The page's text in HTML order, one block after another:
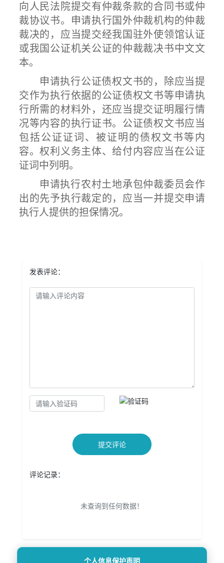
向人民法院提交有仲裁条款的合同书或仲
裁协议书。申请执行国外仲裁机构的仲裁
裁决的，应当提交经我国驻外使领馆认证
或我国公证机关公证的仲裁裁决书中文文
本。
申请执行公证债权文书的，除应当提
交作为执行依据的公证债权文书等申请执
行所需的材料外，还应当提交证明履行情
况等内容的执行证书。公证债权文书应当
包括公证证词、被证明的债权文书等内
容。权利义务主体、给付内容应当在公证
证词中列明。
申请执行农村土地承包仲裁委员会作
出的先予执行裁定的，应当一并提交申请
执行人提供的担保情况。
发表评论：
提交评论
评论记录：
未查询到任何数据！
个人信息保护声明